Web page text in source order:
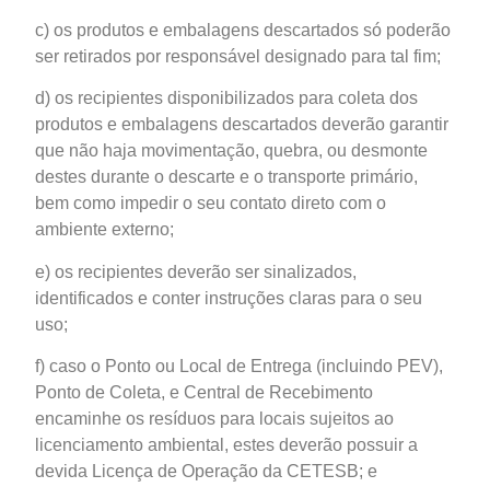
c) os produtos e embalagens descartados só poderão
ser retirados por responsável designado para tal fim;
d) os recipientes disponibilizados para coleta dos
produtos e embalagens descartados deverão garantir
que não haja movimentação, quebra, ou desmonte
destes durante o descarte e o transporte primário,
bem como impedir o seu contato direto com o
ambiente externo;
e) os recipientes deverão ser sinalizados,
identificados e conter instruções claras para o seu
uso;
f) caso o Ponto ou Local de Entrega (incluindo PEV),
Ponto de Coleta, e Central de Recebimento
encaminhe os resíduos para locais sujeitos ao
licenciamento ambiental, estes deverão possuir a
devida Licença de Operação da CETESB; e